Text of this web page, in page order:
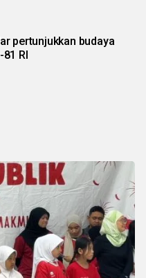
pertunjukkan budaya
RI